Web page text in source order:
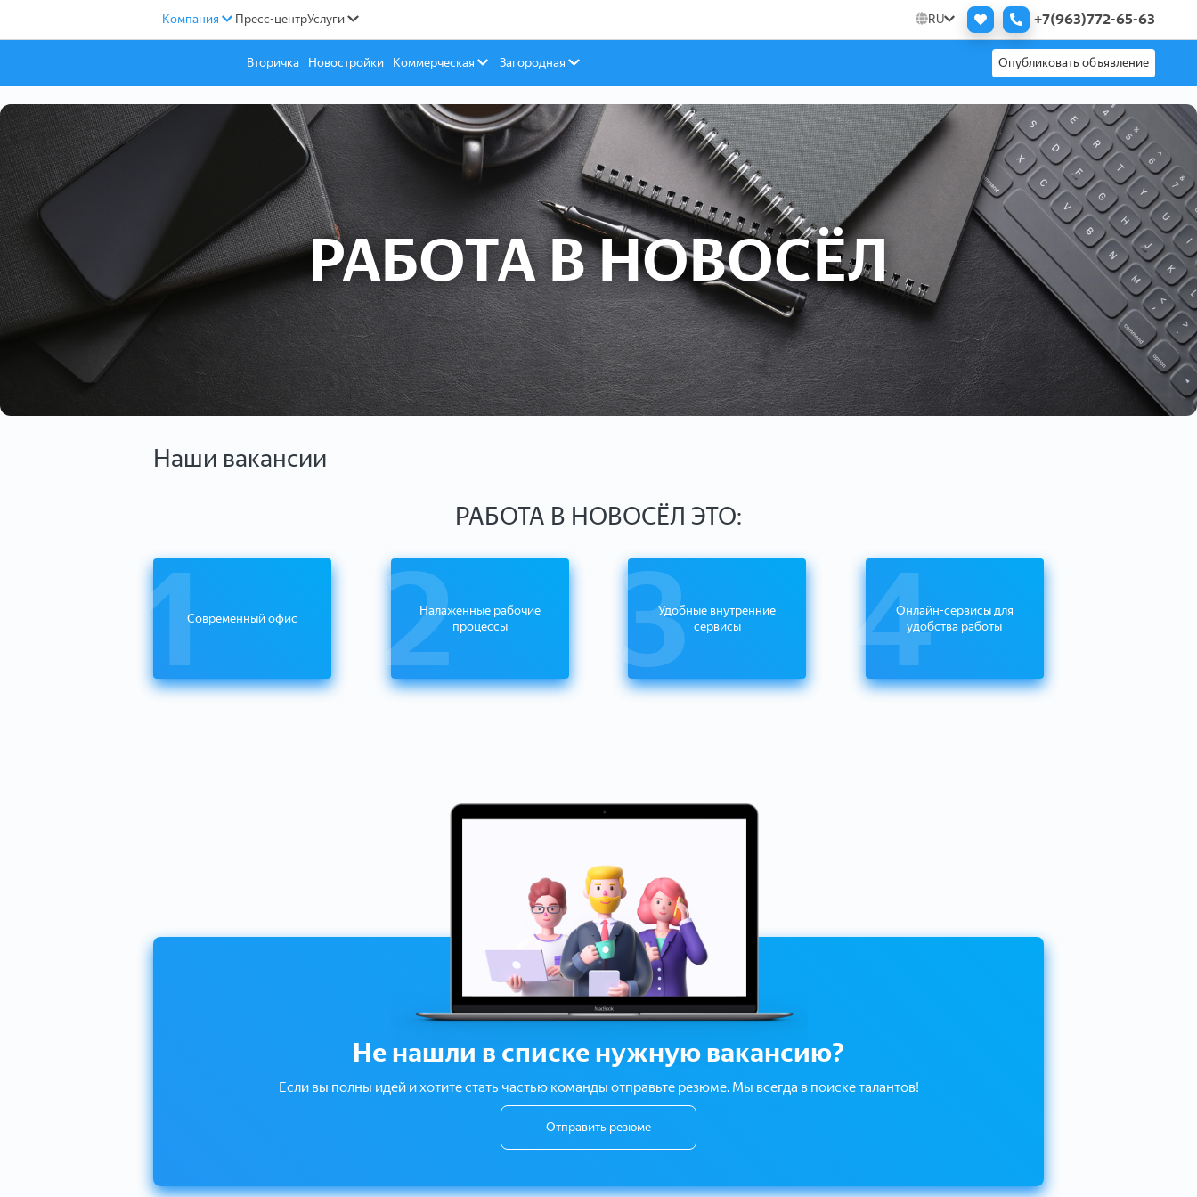
Компания Пресс-центрУслуги RU +7(963)772-65-63
Вторичка Новостройки Коммерческая Загородная Опубликовать объявление
РАБОТА В НОВОСЁЛ
Наши вакансии
РАБОТА В НОВОСЁЛ ЭТО:
1Современный офис 2Налаженные рабочие
процессы
3Удобные внутренние
сервисы
4Онлайн-сервисы для
удобства работы
Не нашли в списке нужную вакансию?
Если вы полны идей и хотите стать частью команды отправьте резюме. Мы всегда в поиске талантов!
Отправить резюме